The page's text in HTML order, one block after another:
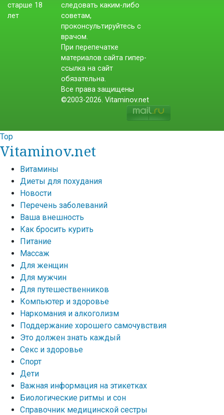
следовать каким-либо
советам,
проконсультируйтесь с
врачом.
При перепечатке
материалов сайта гипер-
ссылка на сайт
обязательна.
Все права защищены
©2003-2026. Vitaminov.net
Top
Vitaminov.net
Витамины
Диеты для похудания
Новости
Перечень заболеваний
Ваша внешность
Как бросить курить
Питание
Массаж
Для женщин
Для мужчин
Для путешественников
Компьютер и здоровье
Наркомания и алкоголизм
Поддержание хорошего самочувствия
Это должен знать каждый
Секс и здоровье
Спорт
Дети
Важная информация на этикетках
Биологические ритмы и сон
Справочник медицинской сестры